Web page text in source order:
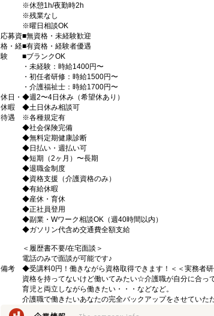
※休憩1h/夜勤時2h
※残業なし
※曜日相談OK
応募資
格・経
験
■無資格・未経験歓迎
■有資格・経験者優遇
■ブランクOK
・未経験：時給1400円〜
・初任者研修：時給1500円〜
・介護福祉士：時給1700円〜
休日・
休暇
◆週2〜4日休み（希望休あり）
◆土日休み相談可
待遇
※各種規定有
◆社会保険完備
◆無料定期健康診断
◆日払い・週払い可
◆短期（2ヶ月）〜長期
◆退職金制度
◆資格支援（介護資格のみ）
◆有給休暇
◆産休・育休
◆正社員登用
◆副業・Wワーク相談OK（週40時間以内）
◆ガソリン代含め交通費全額支給
＜履歴書不要/在宅面談＞
電話のみで面談が可能です♪
備考
◆受講料0円！働きながら資格取得できます！＜＜実務
資格を持ってないけど働いてみたい☆介護職が自分に合
育児と両立しながら働きたい・・・などなど。
介護職で働きたいあなたの完全バックアップをさせていた